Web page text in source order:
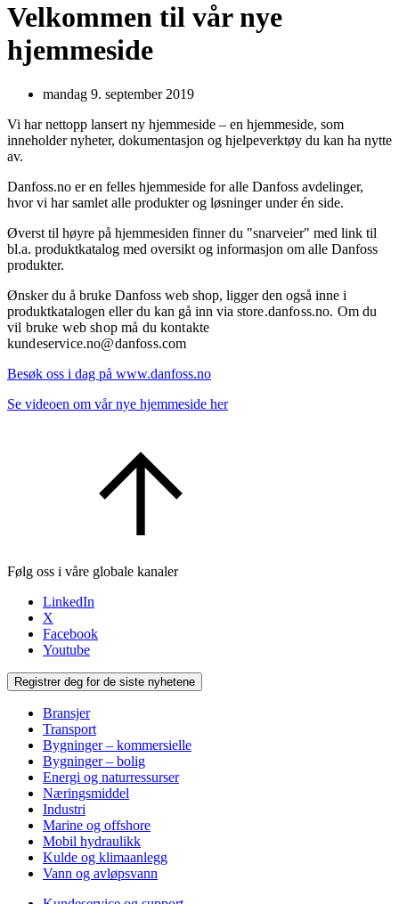
Velkommen til vår nye
hjemmeside
mandag 9. september 2019
Vi har nettopp lansert ny hjemmeside – en hjemmeside, som
inneholder nyheter, dokumentasjon og hjelpeverktøy du kan ha nytte
av.
Danfoss.no er en felles hjemmeside for alle Danfoss avdelinger,
hvor vi har samlet alle produkter og løsninger under én side.
Øverst til høyre på hjemmesiden finner du "snarveier" med link til
bl.a. produktkatalog med oversikt og informasjon om alle Danfoss
produkter.
Ønsker du å bruke Danfoss web shop, ligger den også inne i
produktkatalogen eller du kan gå inn via store.danfoss.no. Om du
vil bruke web shop må du kontakte
kundeservice.no@danfoss.com
Besøk oss i dag på www.danfoss.no
Se videoen om vår nye hjemmeside her
Følg oss i våre globale kanaler
LinkedIn
X
Facebook
Youtube
Registrer deg for de siste nyhetene
Bransjer
Transport
Bygninger – kommersielle
Bygninger – bolig
Energi og naturressurser
Næringsmiddel
Industri
Marine og offshore
Mobil hydraulikk
Kulde og klimaanlegg
Vann og avløpsvann